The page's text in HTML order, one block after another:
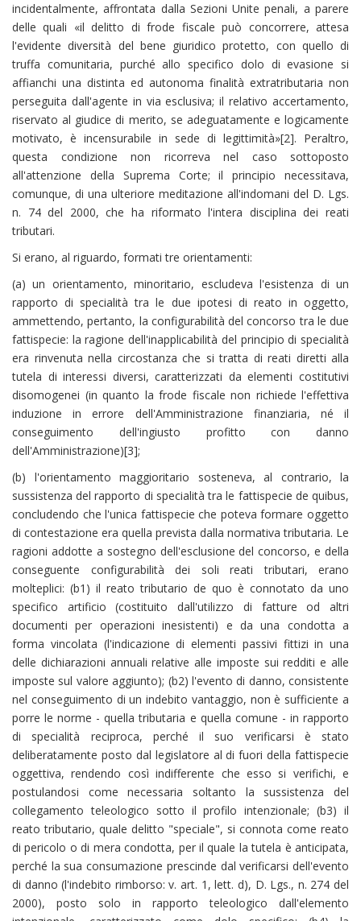
incidentalmente, affrontata dalla Sezioni Unite penali, a parere
delle quali «il delitto di frode fiscale può concorrere, attesa
l'evidente diversità del bene giuridico protetto, con quello di
truffa comunitaria, purché allo specifico dolo di evasione si
affianchi una distinta ed autonoma finalità extratributaria non
perseguita dall'agente in via esclusiva; il relativo accertamento,
riservato al giudice di merito, se adeguatamente e logicamente
motivato, è incensurabile in sede di legittimità»[2]. Peraltro,
questa condizione non ricorreva nel caso sottoposto
all'attenzione della Suprema Corte; il principio necessitava,
comunque, di una ulteriore meditazione all'indomani del D. Lgs.
n. 74 del 2000, che ha riformato l'intera disciplina dei reati
tributari.
Si erano, al riguardo, formati tre orientamenti:
(a) un orientamento, minoritario, escludeva l'esistenza di un
rapporto di specialità tra le due ipotesi di reato in oggetto,
ammettendo, pertanto, la configurabilità del concorso tra le due
fattispecie: la ragione dell'inapplicabilità del principio di specialità
era rinvenuta nella circostanza che si tratta di reati diretti alla
tutela di interessi diversi, caratterizzati da elementi costitutivi
disomogenei (in quanto la frode fiscale non richiede l'effettiva
induzione in errore dell'Amministrazione finanziaria, né il
conseguimento dell'ingiusto profitto con danno
dell'Amministrazione)[3];
(b) l'orientamento maggioritario sosteneva, al contrario, la
sussistenza del rapporto di specialità tra le fattispecie de quibus,
concludendo che l'unica fattispecie che poteva formare oggetto
di contestazione era quella prevista dalla normativa tributaria. Le
ragioni addotte a sostegno dell'esclusione del concorso, e della
conseguente configurabilità dei soli reati tributari, erano
molteplici: (b1) il reato tributario de quo è connotato da uno
specifico artificio (costituito dall'utilizzo di fatture od altri
documenti per operazioni inesistenti) e da una condotta a
forma vincolata (l'indicazione di elementi passivi fittizi in una
delle dichiarazioni annuali relative alle imposte sui redditi e alle
imposte sul valore aggiunto); (b2) l'evento di danno, consistente
nel conseguimento di un indebito vantaggio, non è sufficiente a
porre le norme - quella tributaria e quella comune - in rapporto
di specialità reciproca, perché il suo verificarsi è stato
deliberatamente posto dal legislatore al di fuori della fattispecie
oggettiva, rendendo così indifferente che esso si verifichi, e
postulandosi come necessaria soltanto la sussistenza del
collegamento teleologico sotto il profilo intenzionale; (b3) il
reato tributario, quale delitto "speciale", si connota come reato
di pericolo o di mera condotta, per il quale la tutela è anticipata,
perché la sua consumazione prescinde dal verificarsi dell'evento
di danno (l'indebito rimborso: v. art. 1, lett. d), D. Lgs., n. 274 del
2000), posto solo in rapporto teleologico dall'elemento